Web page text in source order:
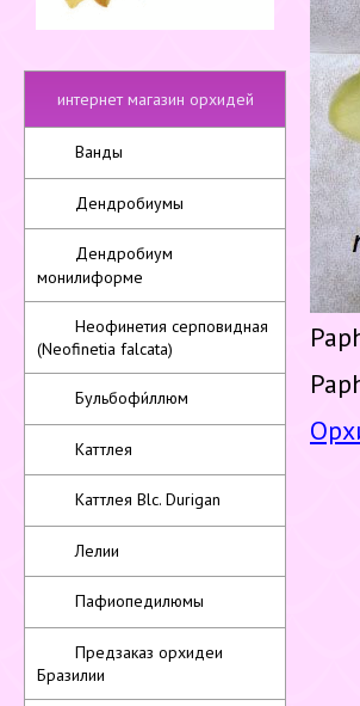
интернет магазин орхидей
Ванды
Дендробиумы
Дендробиум
монилиформе
Неофинетия серповидная
(Neofinetia falcata)
Бульбофи́ллюм
Каттлея
Каттлея Blc. Durigan
Лелии
Пафиопедилюмы
Предзаказ орхидеи
Бразилии